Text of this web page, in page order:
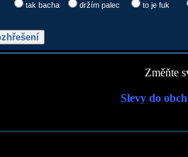
tak bacha držím palec
to je fuk
Změňte
Slevy do